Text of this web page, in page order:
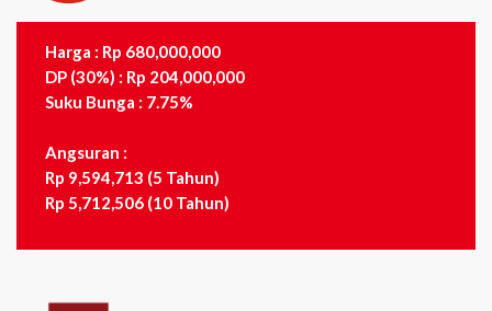
Harga : Rp 680,000,000
DP (30%) : Rp 204,000,000
Suku Bunga : 7.75%
Angsuran :
Rp 9,594,713 (5 Tahun)
Rp 5,712,506 (10 Tahun)